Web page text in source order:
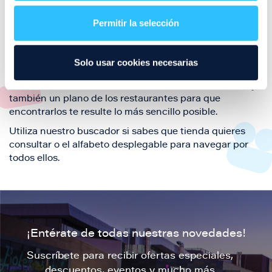
Permitir la selección
Solo usar cookies necesarias
también de nuestra oferta de ocio y shopping durante
tu visita.
El este directorio de restaurantes de Puerto Venecia
también un plano de los restaurantes para que
encontrarlos te resulte lo más sencillo posible.
Utiliza nuestro buscador si sabes que tienda quieres
consultar o el alfabeto desplegable para navegar por
todos ellos.
¡Entérate de todas nuestras novedades!
Suscríbete para recibir ofertas especiales,